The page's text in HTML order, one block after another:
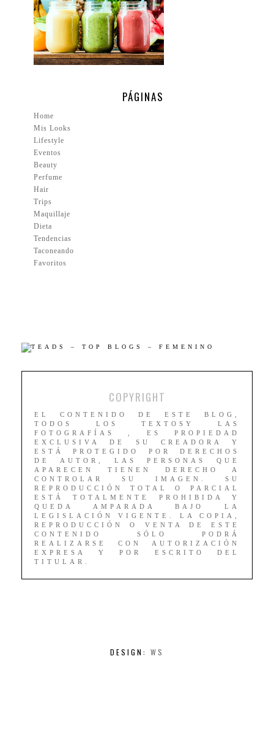
PÁGINAS
Home
Mis Looks
Lifestyle
Eventos
Beauty
Perfume
Hair
Trips
Maquillaje
Dieta
Tendencias
Taconeando
Favoritos
COPYRIGHT
EL CONTENIDO DE ESTE BLOG,
TODOS LOS TEXTOSY LAS
FOTOGRAFÍAS , ES PROPIEDAD
EXCLUSIVA DE SU CREADORA Y
ESTÁ PROTEGIDO POR DERECHOS
DE AUTOR, LAS PERSONAS QUE
APARECEN TIENEN DERECHO A
CONTROLAR SU IMAGEN. SU
REPRODUCCIÓN TOTAL O PARCIAL
ESTÁ TOTALMENTE PROHIBIDA Y
QUEDA AMPARADA BAJO LA
LEGISLACIÓN VIGENTE. LA COPIA,
REPRODUCCIÓN O VENTA DE ESTE
CONTENIDO SÓLO PODRÁ
REALIZARSE CON AUTORIZACIÓN
EXPRESA Y POR ESCRITO DEL
TITULAR.
DESIGN: WS